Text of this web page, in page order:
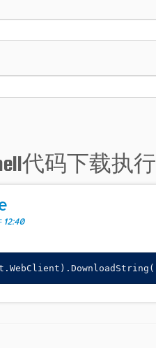
代码下载执行
12:40